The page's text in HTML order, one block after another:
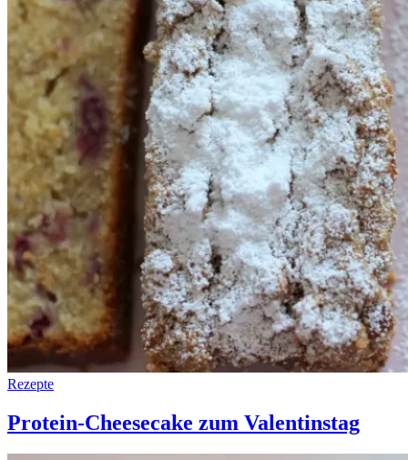
Rezepte
Protein-Cheesecake zum Valentinstag